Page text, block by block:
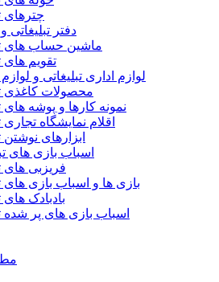
چترهای
دفتر تبلیغاتی
ماشین حساب های
تقویم های
لوازم اداری تبلیغاتی و لوازم
محصولات کاغذی
نمونه کارها و پوشه های
اقلام نمایشگاه تجاری
ابزارهای نوشتن
اسباب بازی های
فریزبی های
بازی ها و اسباب بازی های
بادبادک های
اسباب بازی های پر شده